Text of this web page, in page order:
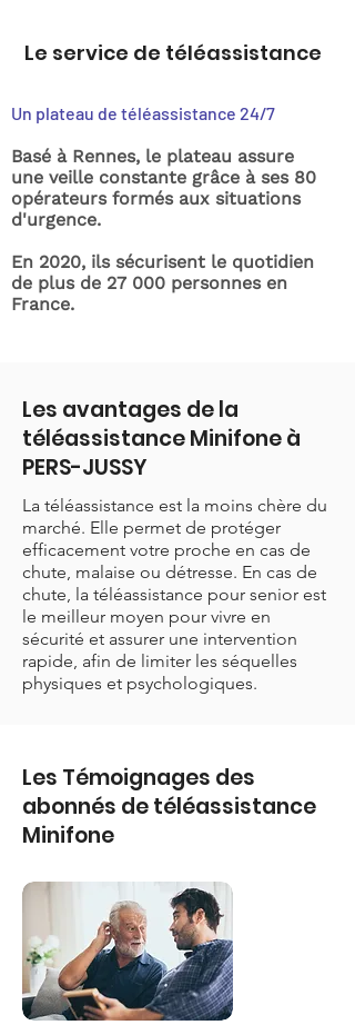
Le service de téléassistance
Un plateau de téléassistance 24/7
Basé à Rennes, le plateau assure
une veille constante grâce à ses 80
opérateurs formés aux situations
d'urgence.
En 2020, ils sécurisent le quotidien
de plus de 27 000 personnes en
France.
Les avantages de la
téléassistance Minifone à
PERS-JUSSY
La téléassistance est la moins chère du
marché. Elle permet de protéger
efficacement votre proche en cas de
chute, malaise ou détresse. En cas de
chute, la téléassistance pour senior est
le meilleur moyen pour vivre en
sécurité et assurer une intervention
rapide, afin de limiter les séquelles
physiques et psychologiques.
Les Témoignages des
abonnés de téléassistance
Minifone